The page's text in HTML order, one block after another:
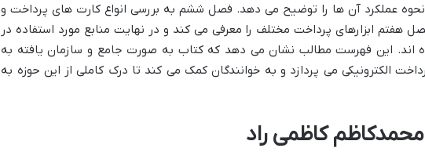
نحوه عملکرد آن ها را توضیح می دهد. فصل ششم به بررسی انواع کارت های پرداخت و
هفتم ابزارهای پرداخت مختلف را معرفی می کند و در نهایت منابع مورد استفاده در
اند. این فهرست مطالب نشان می دهد که کتاب به صورت جامع و سازمان یافته به
الکترونیکی می پردازد و به خوانندگان کمک می کند تا درک کاملی از این حوزه به
کاظمی راد